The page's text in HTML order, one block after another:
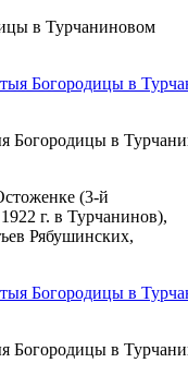
в Турчаниновом
Богородицы в
(3-й
г. в Турчанинов),
Рябушинских,
Богородицы в